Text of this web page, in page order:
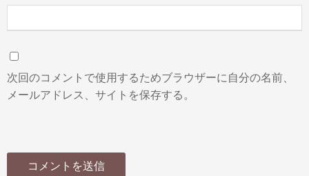
次回のコメントで使用するためブラウザーに自分の名前、
メールアドレス、サイトを保存する。